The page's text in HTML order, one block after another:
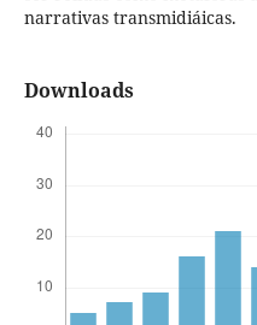
narrativas transmidiáicas.
Downloads